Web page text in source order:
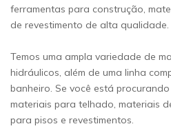
ferramentas para construção,
de revestimento de alta qualidade.
Temos uma ampla variedade de
hidráulicos, além de uma linha
banheiro. Se você está
materiais para telhado, materiais
para pisos e revestimentos.